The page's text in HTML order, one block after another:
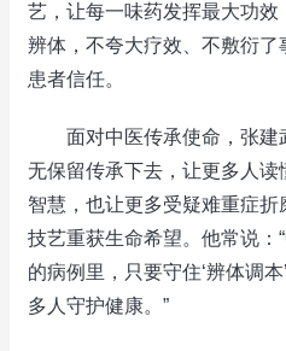
艺，让每一味药发挥最大功
辨体，不夸大疗效、不敷衍
患者信任。
面对中医传承使命，张建
无保留传承下去，让更多人读
智慧，也让更多受疑难重症
技艺重获生命希望。他常说：
的病例里，只要守住‘辨体调
多人守护健康。”